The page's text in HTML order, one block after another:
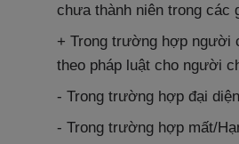
chưa thành niên trong các
+ Trong trường hợp người
theo pháp luật cho người
- Trong trường hợp đại
- Trong trường hợp mất/